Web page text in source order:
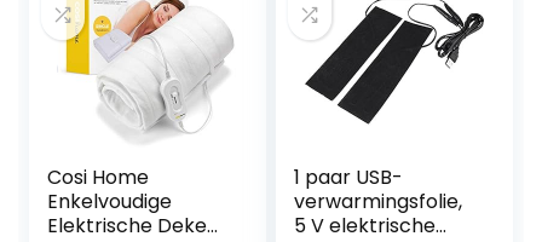
Cosi Home
Enkelvoudige
Elektrische Deken
1 paar USB-
verwarmingsfolie,
5 V elektrische